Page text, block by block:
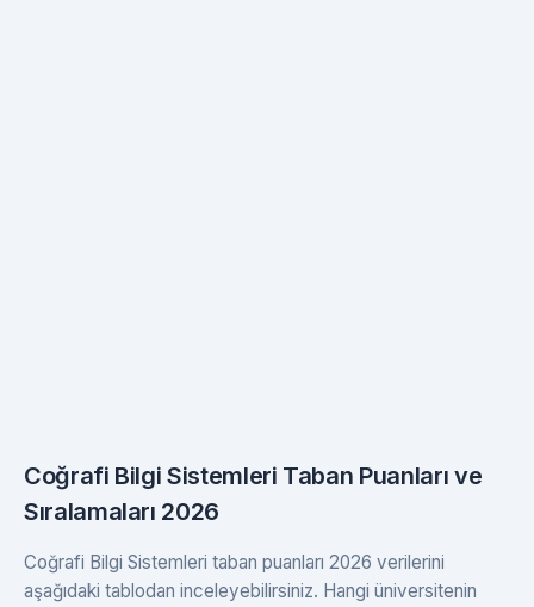
Coğrafi Bilgi Sistemleri Taban Puanları ve
Sıralamaları 2026
Coğrafi Bilgi Sistemleri taban puanları 2026 verilerini
aşağıdaki tablodan inceleyebilirsiniz. Hangi üniversitenin